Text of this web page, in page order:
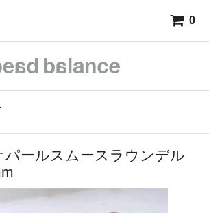
0
パールスムースラウンデル